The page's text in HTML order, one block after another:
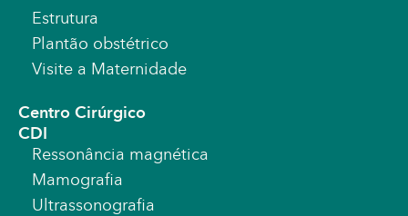
Estrutura
Plantão obstétrico
Visite a Maternidade
Centro Cirúrgico
CDI
Ressonância magnética
Mamografia
Ultrassonografia